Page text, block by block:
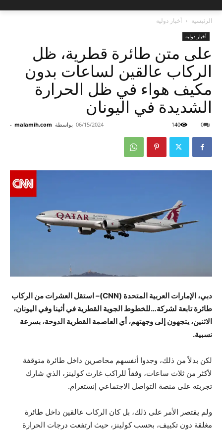
الرئيسية أخبار دولية
أخبار دولية
على متن طائرة قطرية، ظل
الركاب عالقين لساعات بدون
مكيف هواء في ظل الحرارة
الشديدة في اليونان
بواسطة malamih.com
- 06/15/2024 0
140
دبي، الإمارات العربية المتحدة (CNN)– استقل العشرات من الركاب
طائرة تابعة لشركة…للخطوط الجوية القطرية في أثينا وفي اليونان،
الاثنين، يتجهون إلى وجهتهم، أي العاصمة القطرية الدوحة، بسرعة
نسبية.
لكن بدلاً من ذلك، وجدوا أنفسهم محاصرين داخل طائرة متوقفة
لأكثر من ثلاث ساعات، وفقاً للراكب غارث كولينز، الذي شارك
تجربته على منصة التواصل الاجتماعي إنستغرام.
ولم يقتصر الأمر على ذلك، بل كان الركاب عالقين داخل طائرة
مغلقة دون تكييف، بحسب كولينز، حيث ارتفعت درجات الحرارة